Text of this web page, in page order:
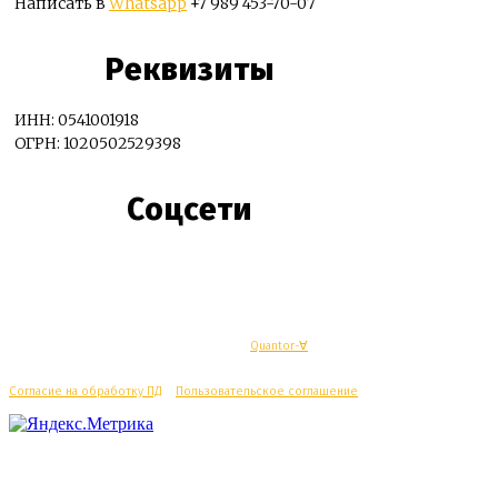
Реквизиты
ИНН: 0541001918
ОГРН: 1020502529398
Соцсети
Quantor-∀
Согласие на обработку ПД Пользовательское соглашение